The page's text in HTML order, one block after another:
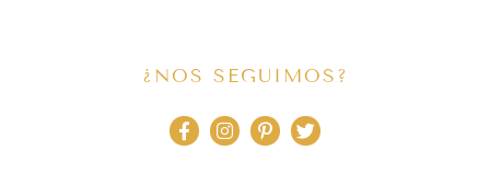
¿NOS SEGUIMOS?